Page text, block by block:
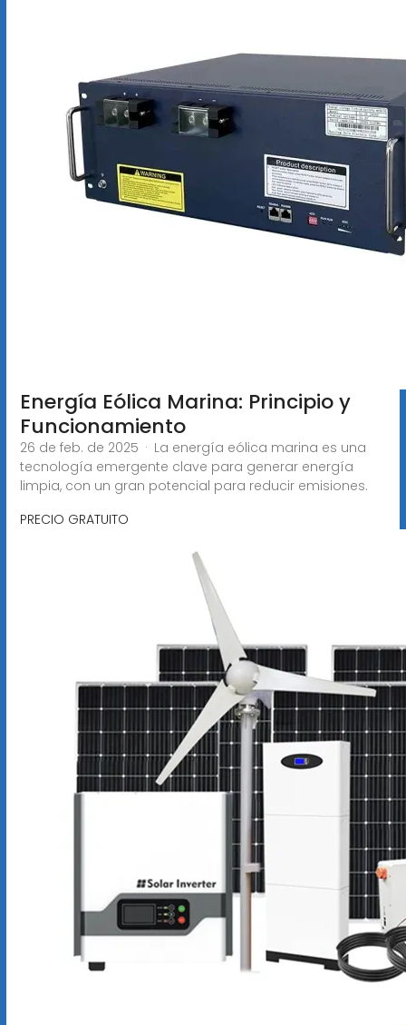
Energía Eólica Marina: Principio y
Funcionamiento
26 de feb. de 2025 · La energía eólica marina es una
tecnología emergente clave para generar energía
limpia, con un gran potencial para reducir emisiones.
PRECIO GRATUITO